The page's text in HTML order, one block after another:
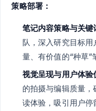
策略部署：
笔记内容策略与关键
队，深入研究目标
量、有价值的“种草”
视觉呈现与用户体验
的拍摄与编辑质量
读体验，吸引用户